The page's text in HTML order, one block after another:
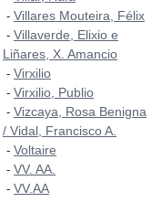
- Villares Mouteira, Félix
- Villaverde, Elixio e
Liñares, X. Amancio
- Virxilio
- Virxilio, Publio
- Vizcaya, Rosa Benigna
/ Vidal, Francisco A.
- Voltaire
- VV. AA.
- VV.AA